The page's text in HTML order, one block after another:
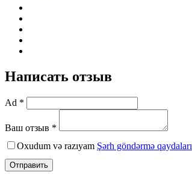
Написать отзыв
Ad *
Ваш отзыв *
Oxudum və razıyam Şərh göndərmə qaydaları
Отправить